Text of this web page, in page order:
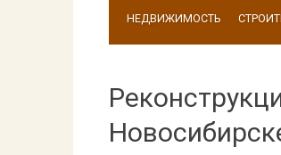
НЕДВИЖИМОСТЬ